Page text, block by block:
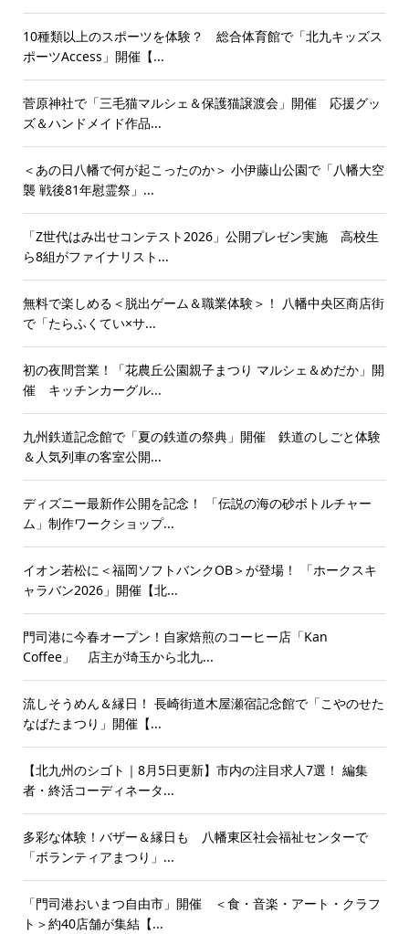
10種類以上のスポーツを体験？ 総合体育館で「北九キッズス
ポーツAccess」開催【...
菅原神社で「三毛猫マルシェ＆保護猫譲渡会」開催 応援グッ
ズ＆ハンドメイド作品...
＜あの日八幡で何が起こったのか＞ 小伊藤山公園で「八幡大空
襲 戦後81年慰霊祭」...
「Z世代はみ出せコンテスト2026」公開プレゼン実施 高校生
ら8組がファイナリスト...
無料で楽しめる＜脱出ゲーム＆職業体験＞！ 八幡中央区商店街
で「たらふくてい×サ...
初の夜間営業！「花農丘公園親子まつり マルシェ＆めだか」開
催 キッチンカーグル...
九州鉄道記念館で「夏の鉄道の祭典」開催 鉄道のしごと体験
＆人気列車の客室公開...
ディズニー最新作公開を記念！ 「伝説の海の砂ボトルチャー
ム」制作ワークショップ...
イオン若松に＜福岡ソフトバンクOB＞が登場！ 「ホークスキ
ャラバン2026」開催【北...
門司港に今春オープン！自家焙煎のコーヒー店「Kan
Coffee」 店主が埼玉から北九...
流しそうめん＆縁日！ 長崎街道木屋瀬宿記念館で「こやのせた
なばたまつり」開催【...
【北九州のシゴト｜8月5日更新】市内の注目求人7選！ 編集
者・終活コーディネータ...
多彩な体験！バザー＆縁日も 八幡東区社会福祉センターで
「ボランティアまつり」...
「門司港おいまつ自由市」開催 ＜食・音楽・アート・クラフ
ト＞約40店舗が集結【...